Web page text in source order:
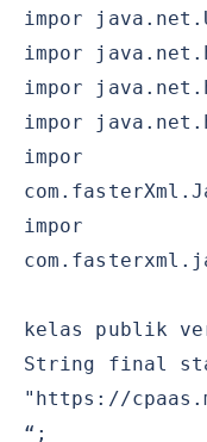
impor
impor
impor
impor
impor
impor
kelas publik
String final
"https://
“;